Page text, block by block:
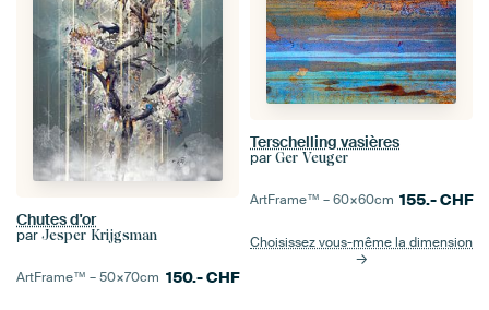
Chutes d'or
par Jesper Krijgsman
ArtFrame™ –50×70cm 150.-CHF
Terschelling vasières
par Ger Veuger
ArtFrame™ –60×60cm 155.-CHF
Choisissez vous-même la dimension